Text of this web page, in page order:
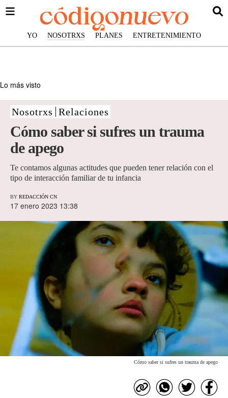
YO NOSOTRXS PLANES ENTRETENIMIENTO
Lo más visto
Nosotrxs Relaciones
Cómo saber si sufres un trauma
de apego
Te contamos algunas actitudes que pueden tener relación con el
tipo de interacción familiar de tu infancia
BY REDACCIÓN CN
17 enero 2023 13:38
Cómo saber si sufres un trauma de apego